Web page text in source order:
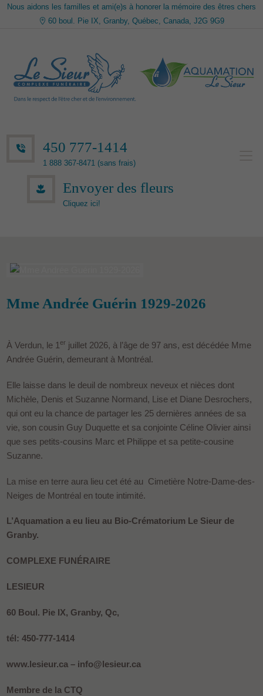
Nous aidons les familles et ami(e)s à honorer la mémoire des êtres chers
60 boul. Pie IX, Granby, Québec, Canada, J2G 9G9
450 777-1414
1 888 367-8471 (sans frais)
Envoyer des fleurs
Cliquez ici!
Mme Andrée Guérin 1929-2026
À Verdun, le 1er juillet 2026, à l’âge de 97 ans, est décédée Mme
Andrée Guérin, demeurant à Montréal.
Elle laisse dans le deuil de nombreux neveux et nièces dont
Michèle, Denis et Suzanne Normand, Lise et Diane Desrochers,
qui ont eu la chance de partager les 25 dernières années de sa
vie, son cousin Guy Duquette et sa conjointe Céline Olivier ainsi
que ses petits-cousins Marc et Philippe et sa petite-cousine
Suzanne.
La mise en terre aura lieu cet été au Cimetière Notre-Dame-des-
Neiges de Montréal en toute intimité.
L’Aquamation a eu lieu au Bio-Crématorium Le Sieur de
Granby.
COMPLEXE FUNÉRAIRE
LESIEUR
60 Boul. Pie IX, Granby, Qc,
tél: 450-777-1414
www.lesieur.ca – info@lesieur.ca
Membre de la CTQ